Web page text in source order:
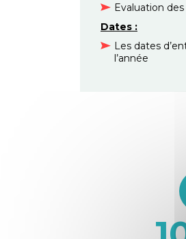
Evaluation
Dates :
Les dates
l’année